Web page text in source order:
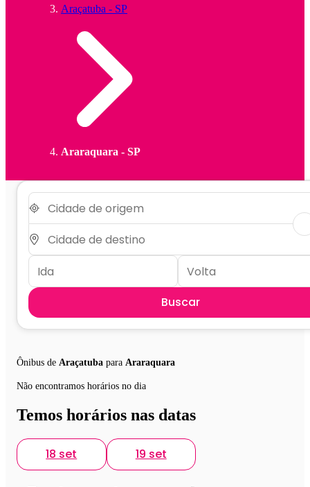
Araçatuba - SP
Araraquara - SP
Buscar
Ônibus de Araçatuba para Araraquara
Não encontramos horários no dia
Temos horários nas datas
18 set 19 set